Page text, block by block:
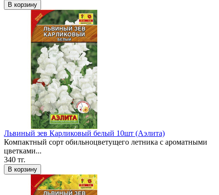
В корзину
Львиный зев Карликовый белый 10шт (Аэлита)
Компактный сорт обильноцветущего летника с ароматными
цветками...
340 тг.
В корзину